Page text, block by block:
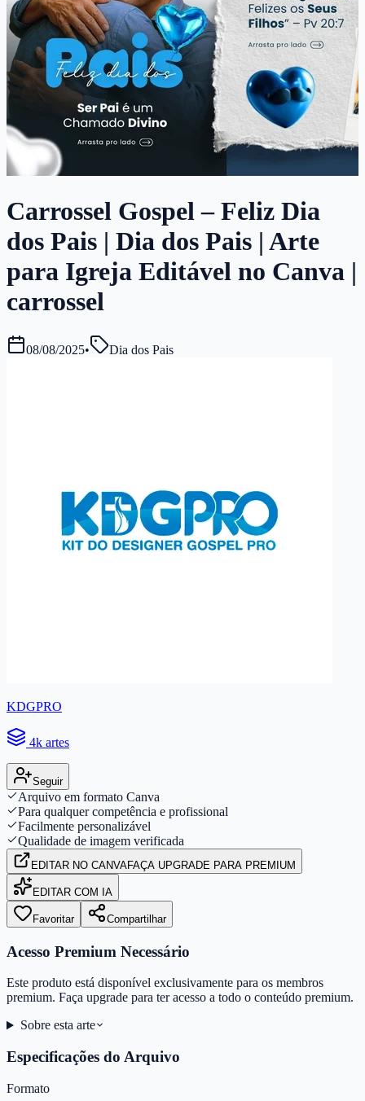
Carrossel Gospel – Feliz Dia
dos Pais | Dia dos Pais | Arte
para Igreja Editável no Canva |
carrossel
08/08/2025• Dia dos Pais
KDGPRO
4k artes
Seguir
Arquivo em formato Canva
Para qualquer competência e profissional
Facilmente personalizável
Qualidade de imagem verificada
EDITAR NO CANVAFAÇA UPGRADE PARA PREMIUM
EDITAR COM IA
Favoritar Compartilhar
Acesso Premium Necessário
Este produto está disponível exclusivamente para os membros
premium. Faça upgrade para ter acesso a todo o conteúdo premium.
Sobre esta arte
Especificações do Arquivo
Formato